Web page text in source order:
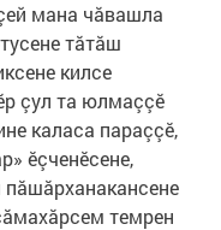
мана чăвашла
тăтăш
килсе
çул та юлмаççӗ
каласа параççӗ,
ӗçченӗсене,
темрен